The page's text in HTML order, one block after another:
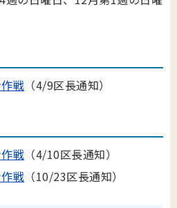
戦 （4/9区長通知）
戦 （4/10区長通知）
戦 （10/23区長通知）